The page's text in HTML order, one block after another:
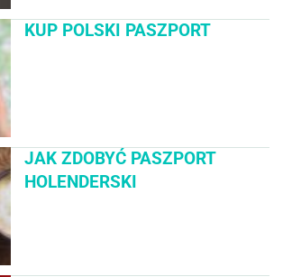
KUP POLSKI PASZPORT
JAK ZDOBYĆ PASZPORT
HOLENDERSKI